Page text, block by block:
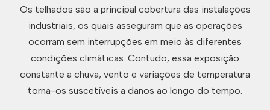
Os telhados são a principal cobertura das instalações
industriais, os quais asseguram que as operações
ocorram sem interrupções em meio às diferentes
condições climáticas. Contudo, essa exposição
constante a chuva, vento e variações de temperatura
torna-os suscetíveis a danos ao longo do tempo.